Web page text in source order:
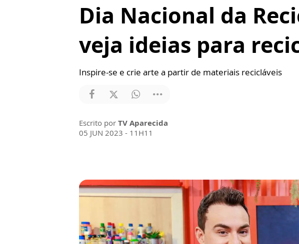
Dia Nacional da
veja ideias para
Inspire-se e crie arte a partir de materiais recicláveis
Escrito por TV Aparecida
05 JUN 2023 - 11H11